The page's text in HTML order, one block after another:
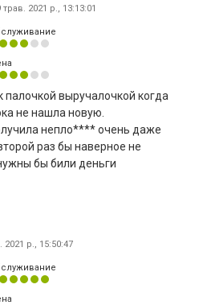
трав. 2021 р., 13:13:01
выручалочкой когда
не нашла новую.
непло**** очень даже
раз бы наверное не
бы били деньги
2021 р., 15:50:47